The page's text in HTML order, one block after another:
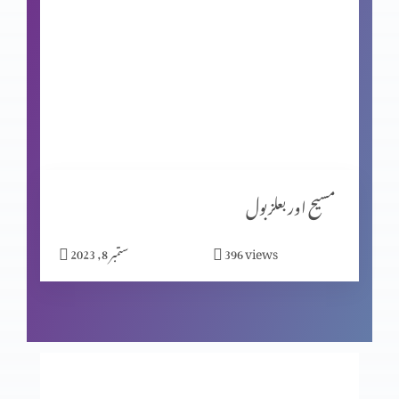
مبارکبادیاں اور افسوس
شاگردوں کا چیناؤ
مسیح اور بعلزبول
ستمبر 8, 2023 396views